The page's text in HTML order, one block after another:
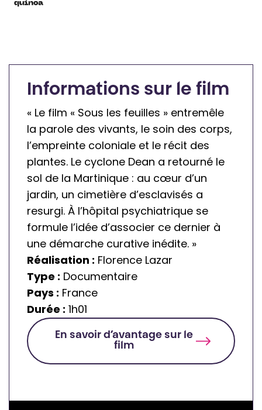
b
e
a
c
c
e
s
s
i
b
l
e
s
c
e
s
s
i
b
e
Informations sur le film
« Le film « Sous les feuilles » entremêle
la parole des vivants, le soin des corps,
l’empreinte coloniale et le récit des
plantes. Le cyclone Dean a retourné le
sol de la Martinique : au cœur d’un
jardin, un cimetière d’esclavisés a
resurgi. À l’hôpital psychiatrique se
formule l’idée d’associer ce dernier à
une démarche curative inédite. »
Réalisation : Florence Lazar
Type : Documentaire
Pays : France
Durée : 1h01
En savoir d’avantage sur le
film